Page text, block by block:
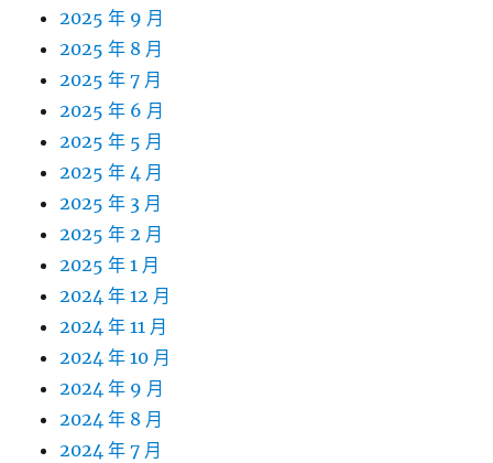
2025 年 9 月
2025 年 8 月
2025 年 7 月
2025 年 6 月
2025 年 5 月
2025 年 4 月
2025 年 3 月
2025 年 2 月
2025 年 1 月
2024 年 12 月
2024 年 11 月
2024 年 10 月
2024 年 9 月
2024 年 8 月
2024 年 7 月